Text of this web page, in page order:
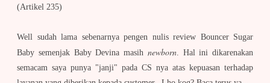
(Artikel 235)
Well sudah lama sebenarnya pengen nulis review Bouncer Sugar
Baby semenjak Baby Devina masih newborn. Hal ini dikarenakan
semacam saya punya "janji" pada CS nya atas kepuasan terhadap